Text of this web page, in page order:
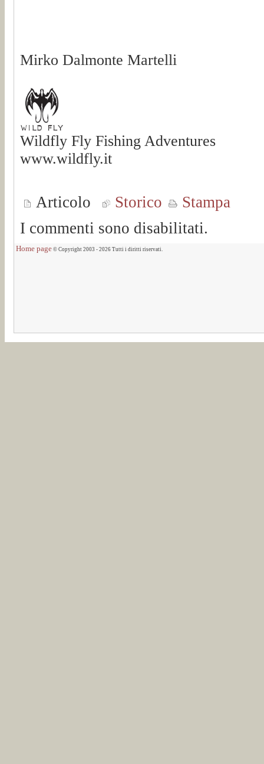
Mirko Dalmonte Martelli
Wildfly Fly Fishing Adventures
www.wildfly.it
Articolo Storico
Stampa
I commenti sono disabilitati.
Home page © Copyright 2003 - 2026 Tutti i diritti riservati.